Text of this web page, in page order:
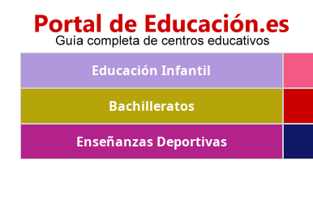
Educación Infantil
Bachilleratos
Enseñanzas Deportivas